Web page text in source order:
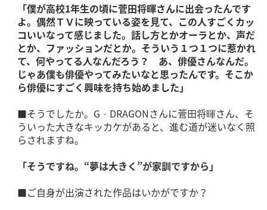
「僕が高校1年生の頃に菅田将暉さんに出会ったんです
よ。偶然ＴＶに映っている姿を見て、この人すごくカッ
コいいなって感じました。話し方とかオーラとか、声だ
とか、ファッションだとか。そういう１つ１つに惹かれ
て、何やってる人なんだろう？ あ、俳優さんなんだ。
じゃあ僕も俳優やってみたいなと思ったんです。そこか
ら俳優にすごく興味を持ち始めました」
■そうでしたか。G‐DRAGONさんに菅田将暉さん、そ
ういった大きなキッカケがあると、進む道が迷いなく照
らされますね。
「そうですね。“夢は大きく”が家訓ですから」
■ご自身が出演された作品はいかがですか？